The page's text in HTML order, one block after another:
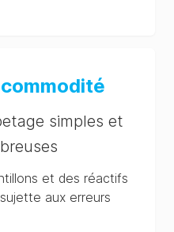
simples et
et des réactifs
aux erreurs